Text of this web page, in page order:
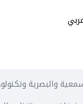
والبصرية